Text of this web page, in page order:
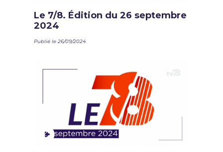
Le 7/8. Édition du 26 septembre
2024
Publié le 26/09/2024